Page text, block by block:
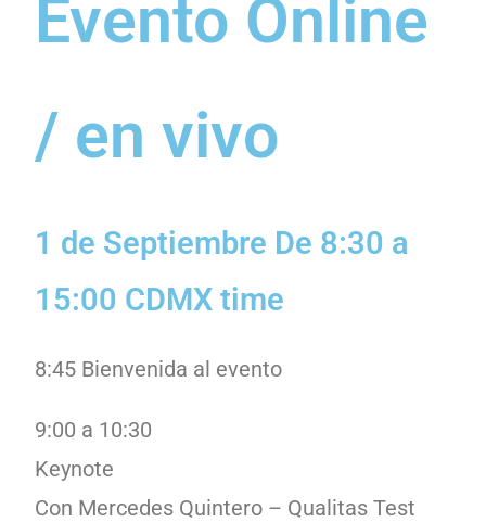
Evento Online
/ en vivo
1 de Septiembre De 8:30 a
15:00 CDMX time
8:45 Bienvenida al evento
9:00 a 10:30
Keynote
Con Mercedes Quintero – Qualitas Test